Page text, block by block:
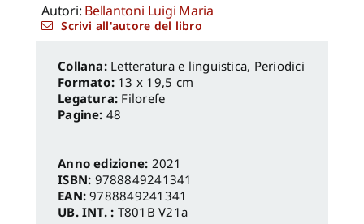
Autori: Bellantoni Luigi Maria
Scrivi all'autore del libro
Letteratura e linguistica, Periodici
Formato: 13 x 19,5 cm
Legatura: Filorefe
Pagine: 48
Anno edizione: 2021
ISBN: 9788849241341
EAN:9788849241341
UB. INT. : T801B V21a